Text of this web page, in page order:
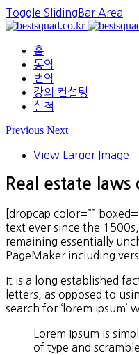
Toggle SlidingBar Area
홈
통역
번역
강의 컨설팅
실적
Previous Next
View Larger Image
Real estate
[dropcap color=””
text ever since the
remaining essentially
PageMaker including
It is a long established
letters, as opposed to
search for ‘lorem
Lorem Ipsum is
of type and